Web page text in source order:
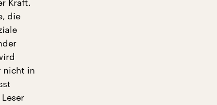
Kraft.
die
nicht in